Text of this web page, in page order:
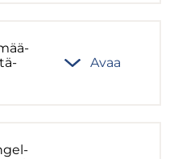
Avaa